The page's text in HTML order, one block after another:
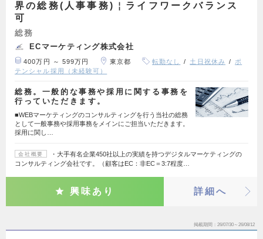
界の総務(人事事務)￤ライフワークバランス
可
総務
ECマーケティング株式会社
400万円 ～ 599万円 東京都 転勤なし 土日祝休み
ポ
テンシャル採用（未経験可）
総務。一般的な事務や採用に関する事務を
行っていただきます。
■WEBマーケティングのコンサルティングを行う当社の総務
として一般事務や採用事務をメインにご担当いただきます。
採用に関し…
会社概要
・大手有名企業450社以上の実績を持つデジタルマーケティングの
コンサルティング会社です。（顧客はEC：非EC＝3:7程度…
興味あり 詳細へ
掲載期間 26/07/30～26/08/12